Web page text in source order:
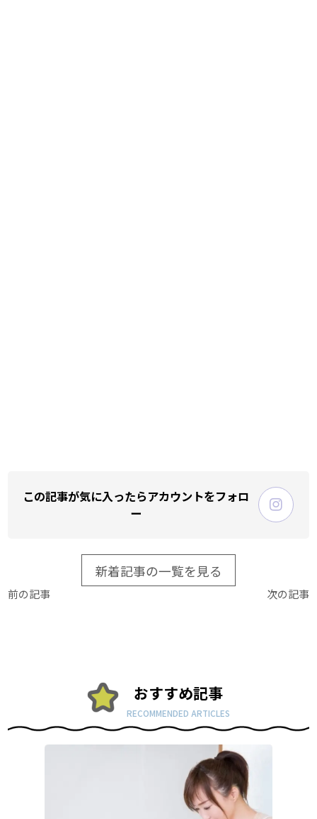
この記事が気に入ったらアカウントをフォロ
ー
新着記事の一覧を見る
前の記事 次の記事
おすすめ記事
RECOMMENDED ARTICLES